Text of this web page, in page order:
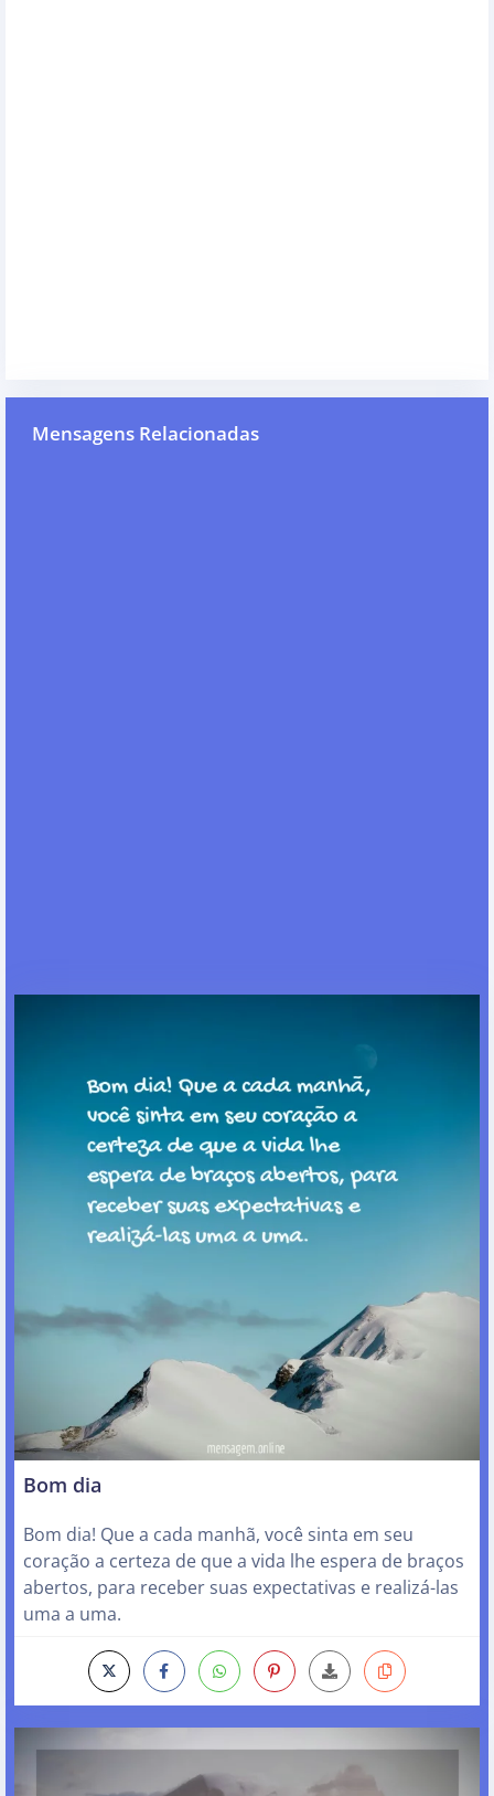
Mensagens Relacionadas
Bom dia
Bom dia! Que a cada manhã, você sinta em seu
coração a certeza de que a vida lhe espera de braços
abertos, para receber suas expectativas e realizá-las
uma a uma.